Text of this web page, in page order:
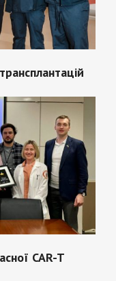
CAR-T